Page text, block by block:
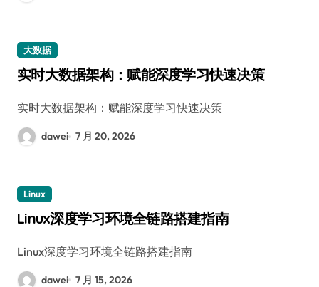
大数据
实时大数据架构：赋能深度学习快速决策
实时大数据架构：赋能深度学习快速决策
dawei 7 月 20, 2026
Linux
Linux深度学习环境全链路搭建指南
Linux深度学习环境全链路搭建指南
dawei 7 月 15, 2026